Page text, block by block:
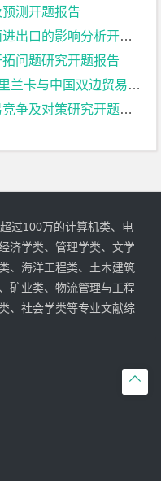
测开题报告
口的影响分析开题报告
问题研究开题报告
国双边贸易投资现状开题报告
及对策研究开题报告

过100万的计算机类、电
济学类、管理学类、文学
、海洋工程类、土木建筑
矿业类、物流管理与工程
、社会学类等专业文献综